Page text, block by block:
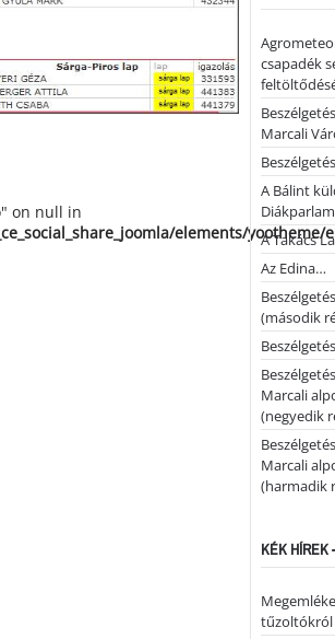
on null in
elements/
csapadék
Marcali
A Bálint
A Takács
Az Edina…
(második
Marcali
(negyedik
Marcali
(harmadik
KÉK HÍREK
tűzoltókról